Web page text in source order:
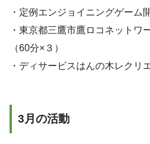
・定例エンジョイニングゲーム
・東京都三鷹市鷹ロコネットワ
（60分×３）
・ディサービスはんの木レクリ
3月の活動